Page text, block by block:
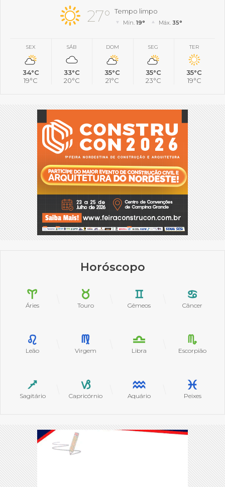
27° Tempo limpo
Mín.19° Máx. 35°
SEX
34°C
19°C
SÁB
33°C
20°C
DOM
35°C
21°C
SEG
35°C
23°C
TER
35°C
19°C
Horóscopo
Áries Touro Gêmeos Câncer
Leão Virgem Libra Escorpião
Sagitário Capricórnio Aquário Peixes